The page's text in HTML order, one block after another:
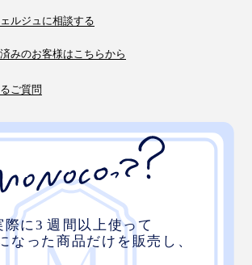
ルジュに相談する
みのお客様はこちらから
ご質問